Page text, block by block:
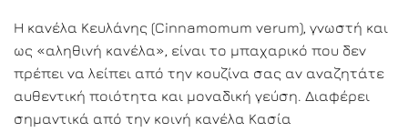
Η κανέλα Κευλάνης (Cinnamomum verum), γνωστή και
ως «αληθινή κανέλα», είναι το μπαχαρικό που δεν
πρέπει να λείπει από την κουζίνα σας αν αναζητάτε
αυθεντική ποιότητα και μοναδική γεύση. Διαφέρει
σημαντικά από την κοινή κανέλα Κασία